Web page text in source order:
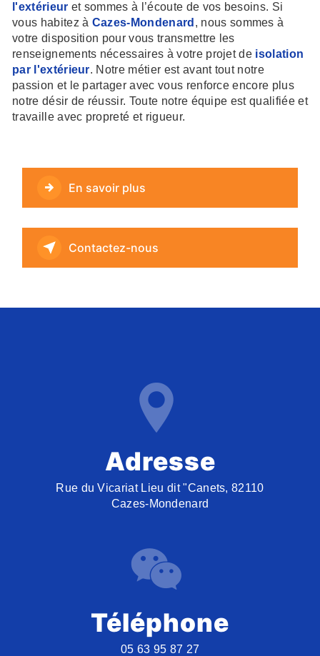
l'extérieur et sommes à l’écoute de vos besoins. Si
vous habitez à Cazes-Mondenard , nous sommes à
votre disposition pour vous transmettre les
renseignements nécessaires à votre projet de isolation
par l'extérieur. Notre métier est avant tout notre
passion et le partager avec vous renforce encore plus
notre désir de réussir. Toute notre équipe est qualifiée et
travaille avec propreté et rigueur.
En savoir plus
Contactez-nous
Adresse
Rue du Vicariat Lieu dit "Canets, 82110
Cazes-Mondenard
Téléphone
05 63 95 87 27